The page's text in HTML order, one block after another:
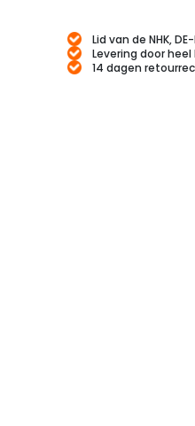
Lid van de NHK,
Levering door heel
14 dagen